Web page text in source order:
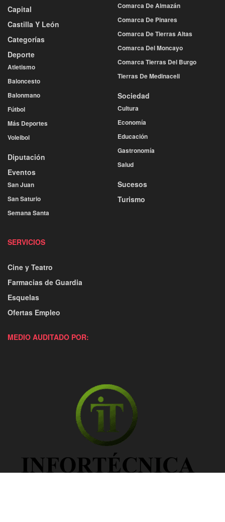
Capital
Castilla Y León
Categorías
Deporte
Atletismo
Baloncesto
Balonmano
Fútbol
Más Deportes
Voleibol
Diputación
Eventos
San Juan
San Saturio
Semana Santa
Comarca De Almazán
Comarca De Pinares
Comarca De Tierras Altas
Comarca Del Moncayo
Comarca Tierras Del Burgo
Tierras De Medinaceli
Sociedad
Cultura
Economía
Educación
Gastronomía
Salud
Sucesos
Turismo
SERVICIOS
Cine y Teatro
Farmacias de Guardia
Esquelas
Ofertas Empleo
MEDIO AUDITADO POR: